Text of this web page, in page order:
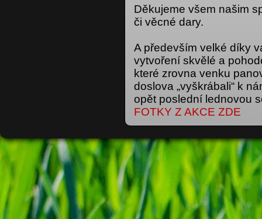
Děkujeme všem našim
či věcné dary.
A především velké díky
vytvoření skvělé a
které zrovna venku
doslova „vyškrábali“ k
opět poslední lednovou
FOTKY Z AKCE ZDE